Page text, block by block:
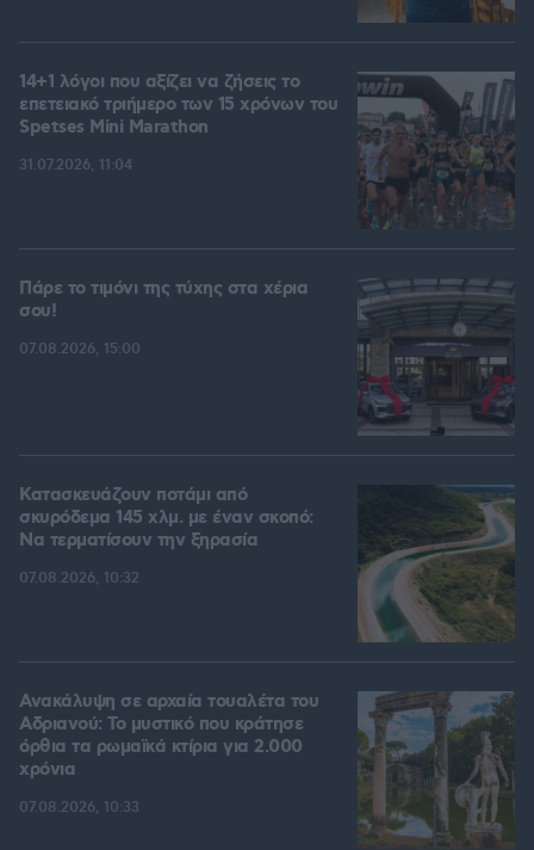
14+1 λόγοι που αξίζει να ζήσεις το
επετειακό τριήμερο των 15 χρόνων του
Spetses Mini Marathon
31.07.2026, 11:04
Πάρε το τιμόνι της τύχης στα χέρια
σου!
07.08.2026, 15:00
Κατασκευάζουν ποτάμι από
σκυρόδεμα 145 χλμ. με έναν σκοπό:
Να τερματίσουν την ξηρασία
07.08.2026, 10:32
Ανακάλυψη σε αρχαία τουαλέτα του
Αδριανού: Το μυστικό που κράτησε
όρθια τα ρωμαϊκά κτίρια για 2.000
χρόνια
07.08.2026, 10:33